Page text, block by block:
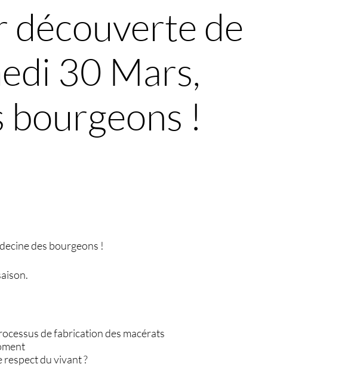
de
30 Mars,
bourgeons !
des bourgeons !
de fabrication des macérats
du vivant ?